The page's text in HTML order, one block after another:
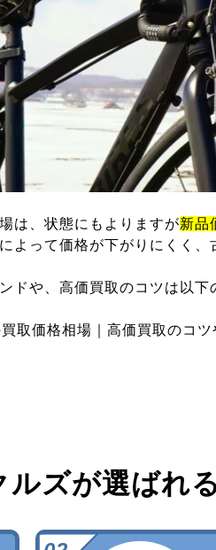
は、状態にもよりますが新品
よって価格が下がりにくく
ドや、高価買取のコツは以
取価格相場｜高価買取のコ
ルズが選ばれ